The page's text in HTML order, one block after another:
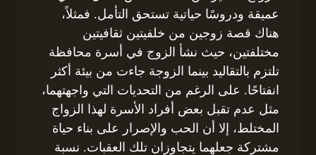
عميقة ودروسًا حياتية تستحق التأمل. فمثلاً،
هناك قصة زوجين من خلفيتين ثقافيتين
مختلفتين، حيث نشأ الزوج في أسرة محافظة
تلتزم بالتقاليد بينما الزوجة جاءت من بيئة أكثر
انفتاحًا. على الرغم من التحديات التي واجهتهما،
مثل عدم تقبل بعض أفراد الأسرة لهذا الزواج
المختلط، إلا أن الحب والإصرار على بناء حياة
مشتركة جعلهما يتجاوزان تلك العقبات. نسبة